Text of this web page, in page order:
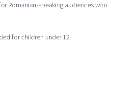
Romanian-speaking audiences who
for children under 12